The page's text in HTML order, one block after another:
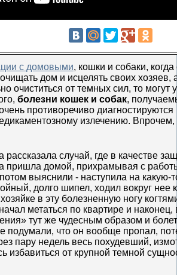
с домовыми, кошки и собаки,
дом и исцелять своих хозяев,
очиститься от темных сил, то могут
болезни кошек и собак,
противоречиво
излечению. Впрочем,
случай, где в качестве
пришла домой, прихрамывая с
выяснили - наступила на какую-
долго шипел, ходил вокруг нее
в эту болезненную ногу
метаться по квартире и
тут же чудесным образом и
подумали, что он вообще пропал,
пару недель весь похудевший,
избавиться от крупной темной